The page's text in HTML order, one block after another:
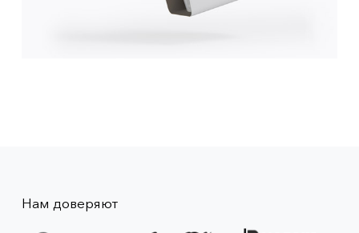
Нам доверяют